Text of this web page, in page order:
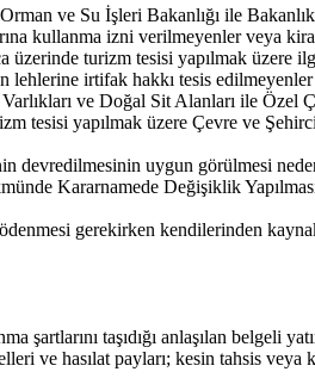
ve Su İşleri Bakanlığı ile
kullanma izni verilmeyenler veya
turizm tesisi yapılmak üzere
lehlerine irtifak hakkı tesis
ve Doğal Sit Alanları ile
tesisi yapılmak üzere Çevre ve
uygun görülmesi
Kararnamede Değişiklik
gerekirken kendilerinden
taşıdığı anlaşılan belgeli
ve hasılat payları; kesin tahsis